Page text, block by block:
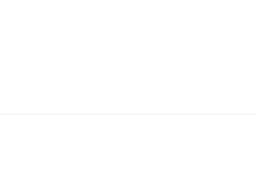
| 86 54 30 00